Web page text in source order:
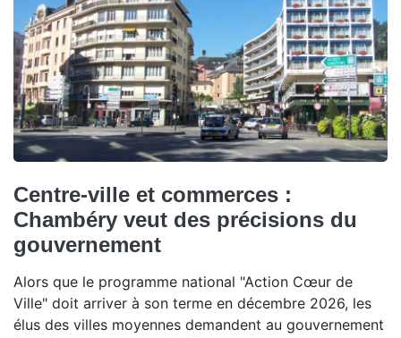
Centre-ville et commerces :
Chambéry veut des précisions du
gouvernement
Alors que le programme national "Action Cœur de
Ville" doit arriver à son terme en décembre 2026, les
élus des villes moyennes demandent au gouvernement